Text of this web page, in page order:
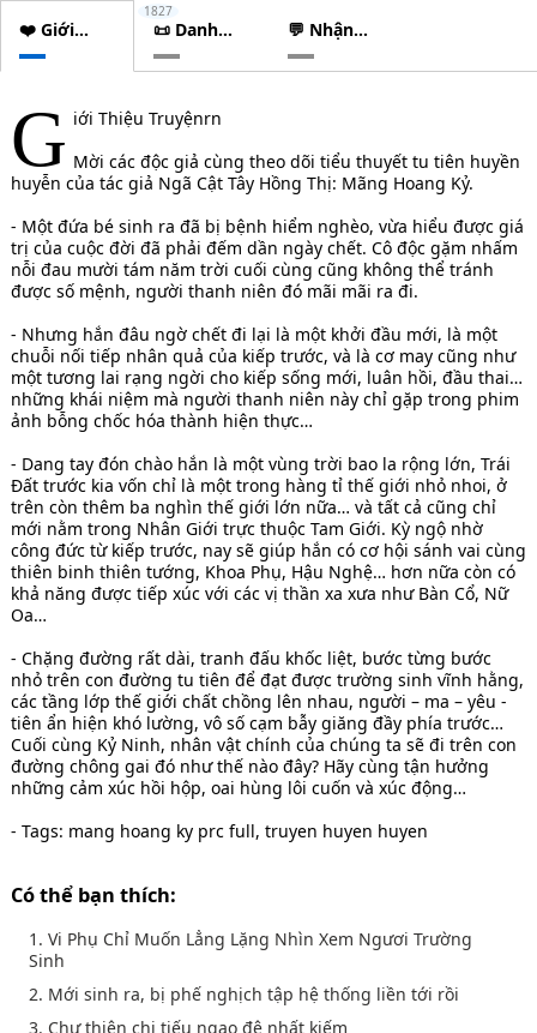
❤️ Giới
thiệu
📜 Danh
sách
chương
1827
💬 Nhận
xét
G iới Thiệu Truyệnrn
Mời các độc giả cùng theo dõi tiểu thuyết tu tiên huyền
huyễn của tác giả Ngã Cật Tây Hồng Thị: Mãng Hoang Kỷ.
- Một đứa bé sinh ra đã bị bệnh hiểm nghèo, vừa hiểu được giá
trị của cuộc đời đã phải đếm dần ngày chết. Cô độc gặm nhấm
nỗi đau mười tám năm trời cuối cùng cũng không thể tránh
được số mệnh, người thanh niên đó mãi mãi ra đi.
- Nhưng hắn đâu ngờ chết đi lại là một khởi đầu mới, là một
chuỗi nối tiếp nhân quả của kiếp trước, và là cơ may cũng như
một tương lai rạng ngời cho kiếp sống mới, luân hồi, đầu thai…
những khái niệm mà người thanh niên này chỉ gặp trong phim
ảnh bỗng chốc hóa thành hiện thực…
- Dang tay đón chào hắn là một vùng trời bao la rộng lớn, Trái
Đất trước kia vốn chỉ là một trong hàng tỉ thế giới nhỏ nhoi, ở
trên còn thêm ba nghìn thế giới lớn nữa… và tất cả cũng chỉ
mới nằm trong Nhân Giới trực thuộc Tam Giới. Kỳ ngộ nhờ
công đức từ kiếp trước, nay sẽ giúp hắn có cơ hội sánh vai cùng
thiên binh thiên tướng, Khoa Phụ, Hậu Nghệ… hơn nữa còn có
khả năng được tiếp xúc với các vị thần xa xưa như Bàn Cổ, Nữ
Oa…
- Chặng đường rất dài, tranh đấu khốc liệt, bước từng bước
nhỏ trên con đường tu tiên để đạt được trường sinh vĩnh hằng,
các tầng lớp thế giới chất chồng lên nhau, người – ma – yêu -
tiên ẩn hiện khó lường, vô số cạm bẫy giăng đầy phía trước…
Cuối cùng Kỷ Ninh, nhân vật chính của chúng ta sẽ đi trên con
đường chông gai đó như thế nào đây? Hãy cùng tận hưởng
những cảm xúc hồi hộp, oai hùng lôi cuốn và xúc động…
- Tags: mang hoang ky prc full, truyen huyen huyen
Có thể bạn thích:
1. Vi Phụ Chỉ Muốn Lẳng Lặng Nhìn Xem Ngươi Trường
Sinh
2. Mới sinh ra, bị phế nghịch tập hệ thống liền tới rồi
3. Chư thiên chi tiếu ngạo đệ nhất kiếm